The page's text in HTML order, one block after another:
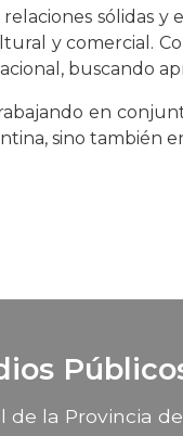
sólidas
y comercial.
buscando
en
sino también
de la Provincia